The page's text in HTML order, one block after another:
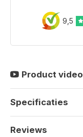
9,5
Product video
Specificaties
Reviews